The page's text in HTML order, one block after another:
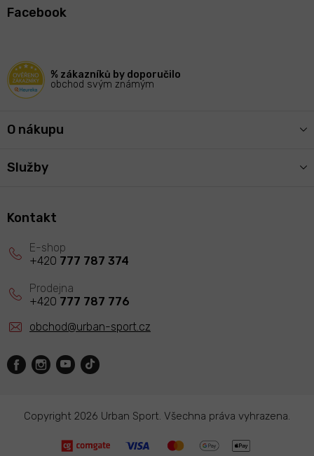
Facebook
% zákazníků by doporučilo
obchod svým známým
O nákupu
Služby
Kontakt
obchod@urban-sport.cz
+420 777 787 374
+420 777 787 776
Copyright 2026 Urban Sport . Všechna práva vyhrazena.